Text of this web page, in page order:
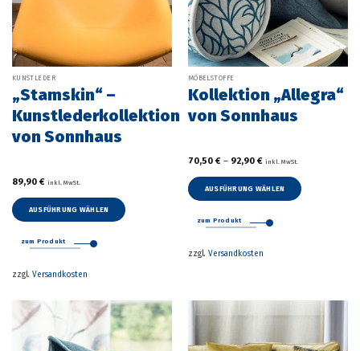
KUNSTLEDER
„Stamskin“ –
Kunstlederkollektion
von Sonnhaus
89,90 € inkl. MwSt.
AUSFÜHRUNG WÄHLEN
Produkt
mehrere
Varianten
Optionen
können
zum Produkt
zzgl. Versandkosten
MÖBELSTOFFE
Kollektion „Allegra“
von Sonnhaus
70,50 €– 92,90 € inkl. MwSt.
AUSFÜHRUNG WÄHLEN
Produkt
mehrere
Varianten
Optionen
können
der
zum Produkt
zzgl. Versandkosten